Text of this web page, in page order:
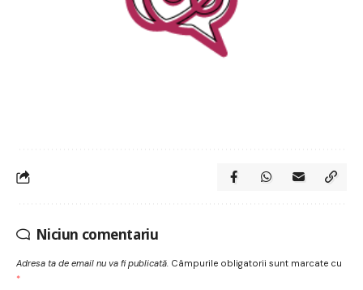
Niciun comentariu
Adresa ta de email nu va fi publicată. Câmpurile obligatorii sunt marcate cu
*